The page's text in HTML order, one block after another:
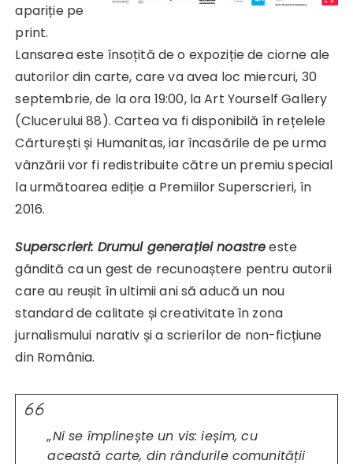
apariție pe
print.
Lansarea este însoțită de o expoziție de ciorne ale
autorilor din carte, care va avea loc miercuri, 30
septembrie, de la ora 19:00, la Art Yourself Gallery
(Clucerului 88). Cartea va fi disponibilă în rețelele
Cărturești și Humanitas, iar încasările de pe urma
vânzării vor fi redistribuite către un premiu special
la următoarea ediție a Premiilor Superscrieri, în
2016.
Superscrieri: Drumul generației noastreeste
gândită ca un gest de recunoaștere pentru autorii
care au reușit în ultimii ani să aducă un nou
standard de calitate și creativitate în zona
jurnalismului narativ și a scrierilor de non-ficțiune
din România.
„Ni se împlinește un vis: ieșim, cu
această carte, din rândurile comunității